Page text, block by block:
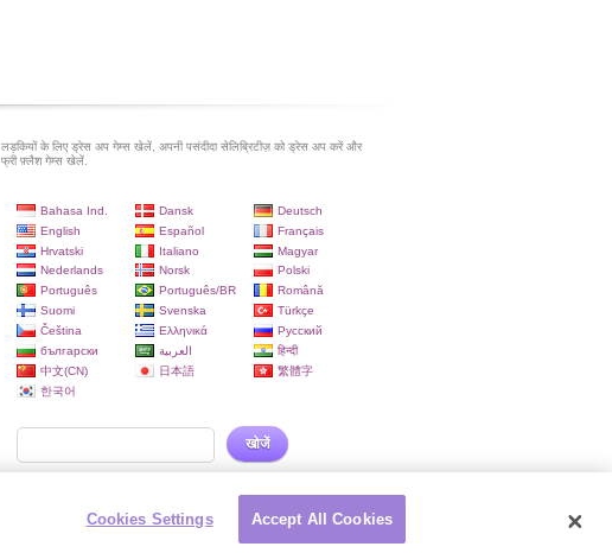
लड़कियों के लिए ड्रेस अप गेम्स खेलें, अपनी पसंदीदा सेलिब्रिटीज़ को ड्रेस अप करें और
फ्री फ़्लैश गेम्स खेलें.
Bahasa Ind. Dansk
Deutsch
English
Español
Français
Hrvatski
Italiano
Magyar
Nederlands
Norsk
Polski
Português
Português/BR
Română
Suomi
Svenska
Türkçe
Čeština
Ελληνικά
Русский
български
العربية
हिन्दी
中文(CN)
日本語
繁體字
한국어
खोजें
Cookies Settings Accept All Cookies